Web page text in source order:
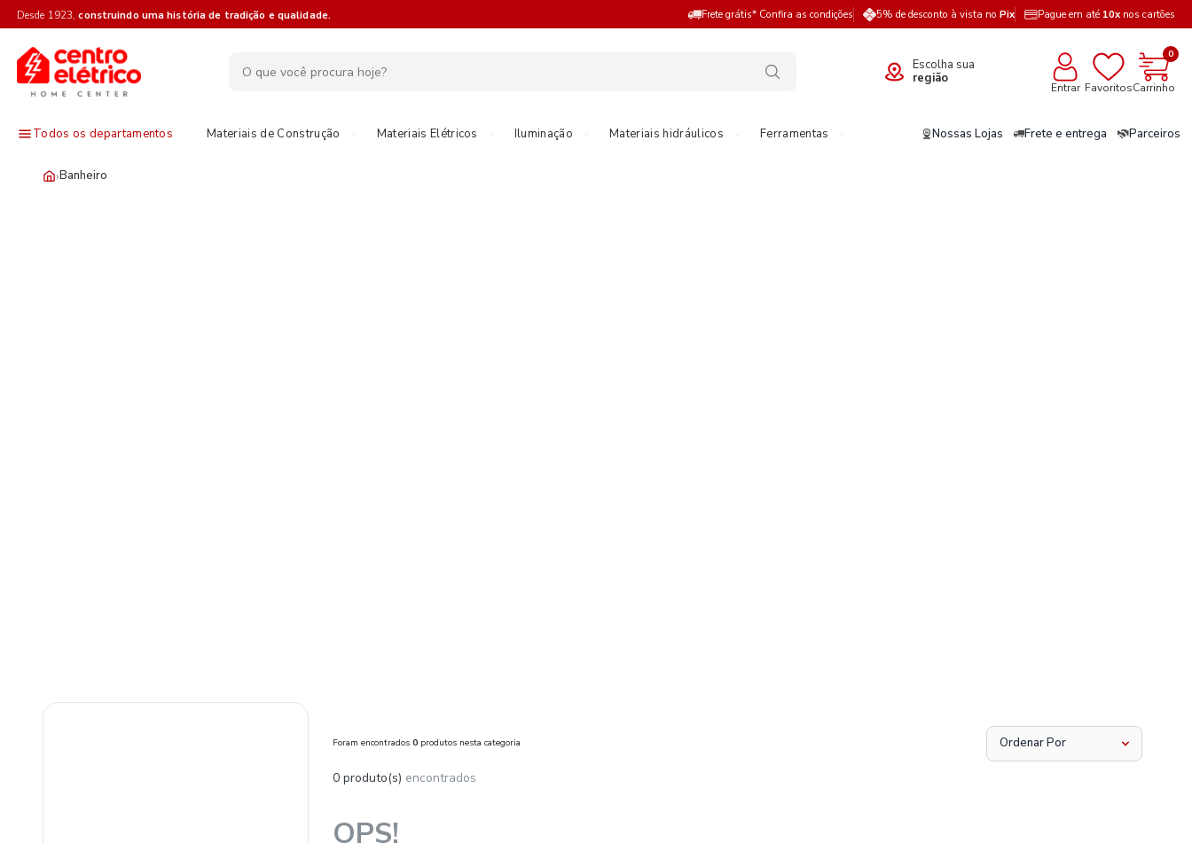
Desde 1923,construindo uma história de tradição e qualidade. Frete grátis* Confira as condições 5% de desconto à vista no Pix Pague em até 10x nos cartões
Escolha sua
região
Entrar Favoritos
0
Carrinho
Todos os departamentos Materiais de Construção Materiais Elétricos Iluminação Materiais hidráulicos Ferramentas Nossas Lojas Frete e entrega Parceiros
›Banheiro
Foram encontrados 0 produtos nesta categoria
0 produto(s) encontrados
OPS!